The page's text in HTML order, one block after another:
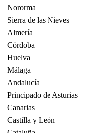
Nororma
Sierra de las Nieves
Almería
Córdoba
Huelva
Málaga
Andalucía
Principado de Asturias
Canarias
Castilla y León